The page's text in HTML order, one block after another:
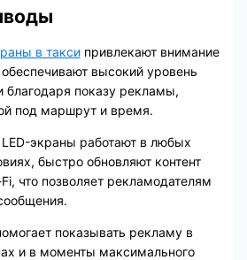
в таксипривлекают внимание
высокий уровень
благодаря показу рекламы,
под маршрут и время.
экраны работают в любых
быстро обновляют контент
что позволяет рекламодателям
показывать рекламу в
и в моменты максимального